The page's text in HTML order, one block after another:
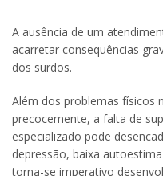
A ausência de um
acarretar consequências
dos surdos.
Além dos problemas físicos
precocemente, a falta de
especializado pode
depressão, baixa
torna-se imperativo